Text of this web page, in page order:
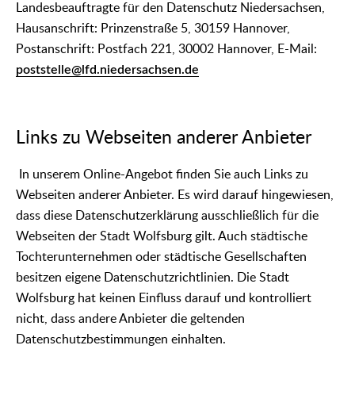
Landesbeauftragte für den Datenschutz Niedersachsen,
Hausanschrift: Prinzenstraße 5, 30159 Hannover,
Postanschrift: Postfach 221, 30002 Hannover, E-Mail:
poststelle@lfd.niedersachsen.de
Links zu Webseiten anderer Anbieter
In unserem Online-Angebot finden Sie auch Links zu
Webseiten anderer Anbieter. Es wird darauf hingewiesen,
dass diese Datenschutzerklärung ausschließlich für die
Webseiten der Stadt Wolfsburg gilt. Auch städtische
Tochterunternehmen oder städtische Gesellschaften
besitzen eigene Datenschutzrichtlinien. Die Stadt
Wolfsburg hat keinen Einfluss darauf und kontrolliert
nicht, dass andere Anbieter die geltenden
Datenschutzbestimmungen einhalten.